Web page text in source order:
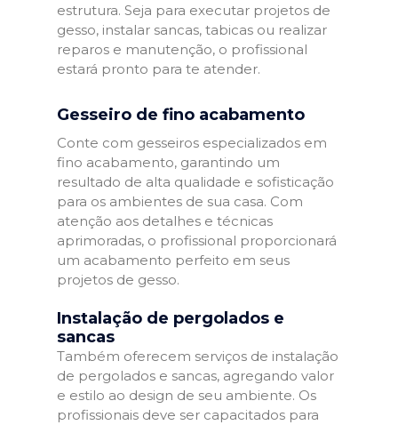
estrutura. Seja para executar projetos de
gesso, instalar sancas, tabicas ou realizar
reparos e manutenção, o profissional
estará pronto para te atender.
Gesseiro de fino acabamento
Conte com gesseiros especializados em
fino acabamento, garantindo um
resultado de alta qualidade e sofisticação
para os ambientes de sua casa. Com
atenção aos detalhes e técnicas
aprimoradas, o profissional proporcionará
um acabamento perfeito em seus
projetos de gesso.
Instalação de pergolados e
sancas
Também oferecem serviços de instalação
de pergolados e sancas, agregando valor
e estilo ao design de seu ambiente. Os
profissionais deve ser capacitados para